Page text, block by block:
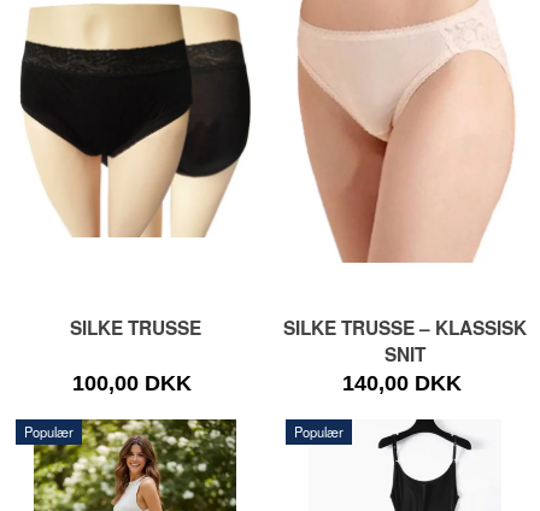
SILKE TRUSSE
100,00 DKK
SILKE TRUSSE – KLASSISK
SNIT
140,00 DKK
Populær Populær